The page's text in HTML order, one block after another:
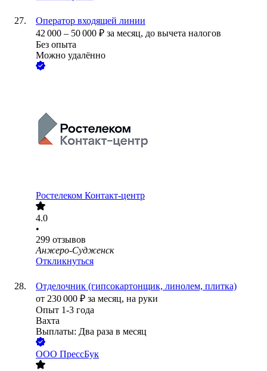
Оператор входящей линии
42 000 – 50 000 ₽ за месяц, до вычета налогов
Без опыта
Можно удалённо
Ростелеком Контакт-центр
4.0
•
299 отзывов
Анжеро-Судженск
Откликнуться
Отделочник (гипсокартонщик, линолем, плитка)
от 230 000 ₽ за месяц, на руки
Опыт 1-3 года
Вахта
Выплаты: Два раза в месяц
ООО ПрессБук